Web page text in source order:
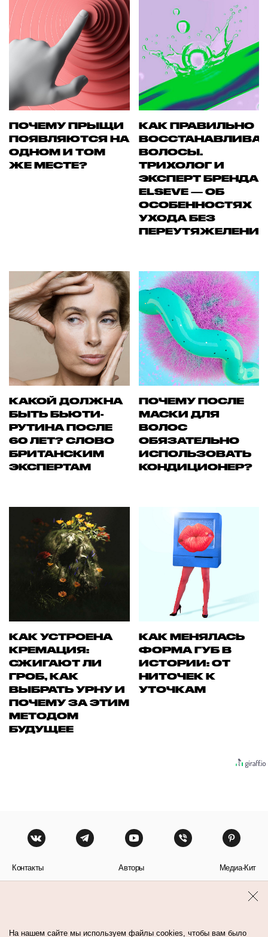
ПОЧЕМУ ПРЫЩИ
ПОЯВЛЯЮТСЯ НА
ОДНОМ И ТОМ
ЖЕ МЕСТЕ?
КАК ПРАВИЛЬНО
ВОЛОСЫ.
ТРИХОЛОГ И
ЭКСПЕРТ БРЕНДА
ELSEVE — ОБ
ОСОБЕННОСТЯХ
УХОДА БЕЗ
ПЕРЕУТЯЖЕЛЕНИЯ
КАКОЙ ДОЛЖНА
БЫТЬ БЬЮТИ-
РУТИНА ПОСЛЕ
60 ЛЕТ? СЛОВО
БРИТАНСКИМ
ЭКСПЕРТАМ
ПОЧЕМУ ПОСЛЕ
МАСКИ ДЛЯ
ВОЛОС
ОБЯЗАТЕЛЬНО
ИСПОЛЬЗОВАТЬ
КОНДИЦИОНЕР?
КАК УСТРОЕНА
КРЕМАЦИЯ:
СЖИГАЮТ ЛИ
ГРОБ, КАК
ВЫБРАТЬ УРНУ И
ПОЧЕМУ ЗА ЭТИМ
МЕТОДОМ
БУДУЩЕЕ
КАК МЕНЯЛАСЬ
ФОРМА ГУБ В
ИСТОРИИ: ОТ
НИТОЧЕК К
УТОЧКАМ
Контакты Авторы Медиа-Кит
На нашем сайте мы используем файлы cookies, чтобы вам было